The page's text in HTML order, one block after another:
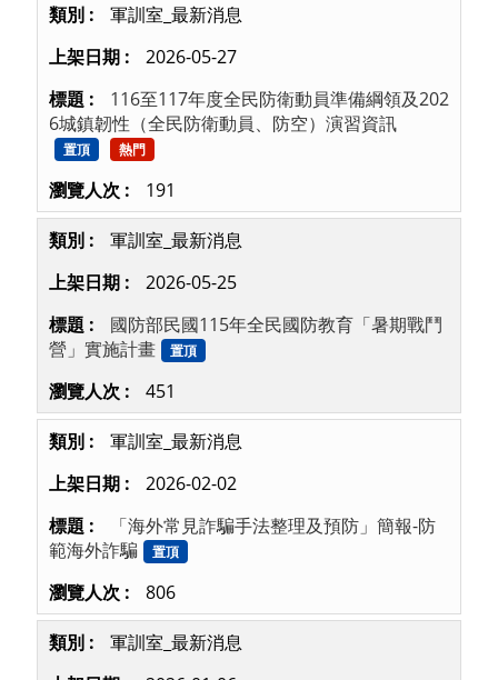
軍訓室_最新消息
2026-05-27
116至117年度全民防衛動員準備綱領及202
6城鎮韌性（全民防衛動員、防空）演習資訊
置頂 熱門
191
軍訓室_最新消息
2026-05-25
國防部民國115年全民國防教育「暑期戰鬥
營」實施計畫
置頂
451
軍訓室_最新消息
2026-02-02
「海外常見詐騙手法整理及預防」簡報-防
範海外詐騙
置頂
806
軍訓室_最新消息